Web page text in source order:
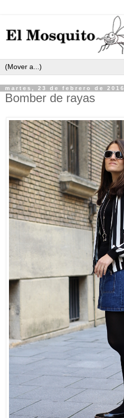
martes, 23 de febrero de 2016
Bomber de rayas